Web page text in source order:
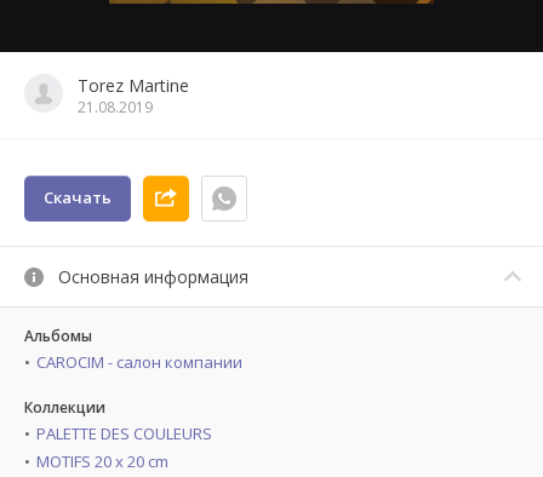
Torez Martine
21.08.2019
Скачать
Основная информация
Альбомы
CAROCIM - салон компании
Коллекции
PALETTE DES COULEURS
MOTIFS 20 x 20 cm